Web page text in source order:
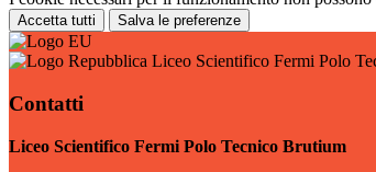
Accetta tutti Salva le preferenze
Liceo Scientifico Fermi Polo
Contatti
Liceo Scientifico Fermi Polo Tecnico Brutium